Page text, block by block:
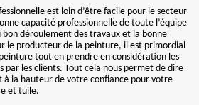
est loin d’être facile pour le secteur
capacité professionnelle de toute l’équipe
déroulement des travaux et la bonne
le producteur de la peinture, il est primordial
tout en prendre en considération les
les clients. Tout cela nous permet de dire
à la hauteur de votre confiance pour votre
et tuile.